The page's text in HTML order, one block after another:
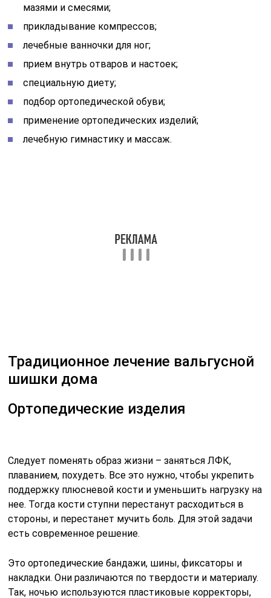
мазями и смесями;
прикладывание компрессов;
лечебные ванночки для ног;
прием внутрь отваров и настоек;
специальную диету;
подбор ортопедической обуви;
применение ортопедических изделий;
лечебную гимнастику и массаж.
Традиционное лечение вальгусной
шишки дома
Ортопедические изделия
Следует поменять образ жизни – заняться ЛФК,
плаванием, похудеть. Все это нужно, чтобы укрепить
поддержку плюсневой кости и уменьшить нагрузку на
нее. Тогда кости ступни перестанут расходиться в
стороны, и перестанет мучить боль. Для этой задачи
есть современное решение.
Это ортопедические бандажи, шины, фиксаторы и
накладки. Они различаются по твердости и материалу.
Так, ночью используются пластиковые корректоры,